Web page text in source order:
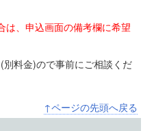
は、申込画面の備考欄に希望
料金)ので事前にご相談くだ
↑ページの先頭へ戻る